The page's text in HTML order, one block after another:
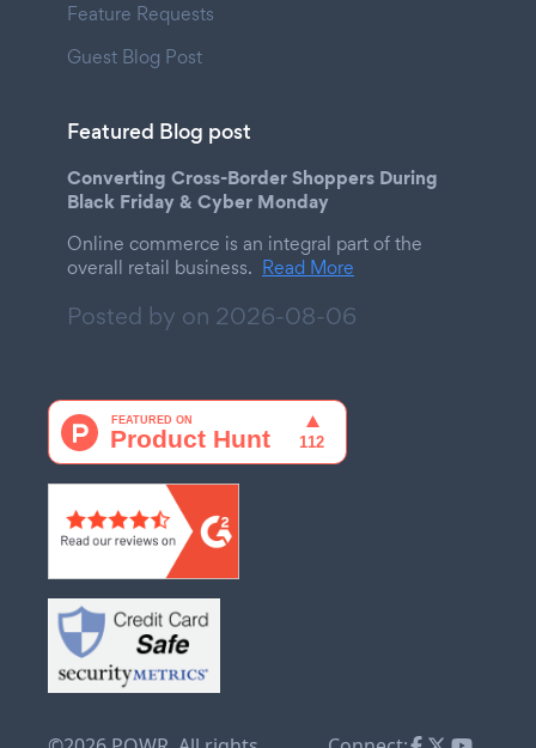
Feature Requests
Guest Blog Post
Featured Blog post
Converting Cross-Border Shoppers During
Black Friday & Cyber Monday
Online commerce is an integral part of the
overall retail business. Read More
Posted by on 2026-08-06